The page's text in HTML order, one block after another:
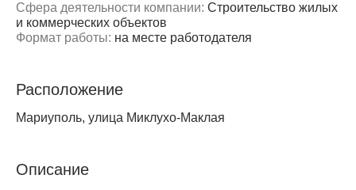
Сфера деятельности компании: Строительство жилых
и коммерческих объектов
Формат работы: на месте работодателя
Расположение
Мариуполь, улица Миклухо-Маклая
Описание